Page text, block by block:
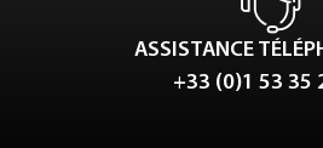
ASSISTANCE
+33 (0)1 53 35